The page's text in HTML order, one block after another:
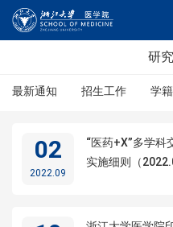
研
最新通知 招生工作 学
02
2022.09
“医药+X”多学科
实施细则（